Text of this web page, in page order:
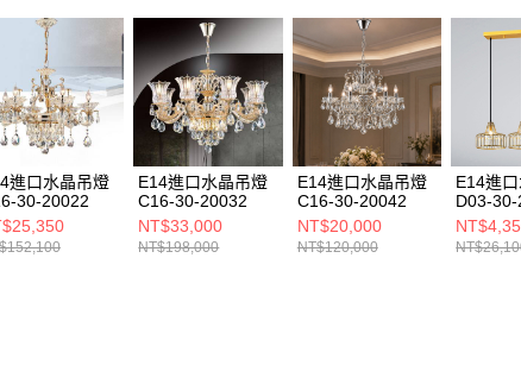
求債權
２．關
https://
３．未
「
任。
４．使
即時審
結果請
５．嚴
形，恩
進口水晶吊燈
30-20022
E14進口水晶吊燈
C16-30-20032
NT$33,000
NT$198,000
E14進口水晶吊燈
C16-30-20042
NT$20,000
NT$120,000
E14進
D03-